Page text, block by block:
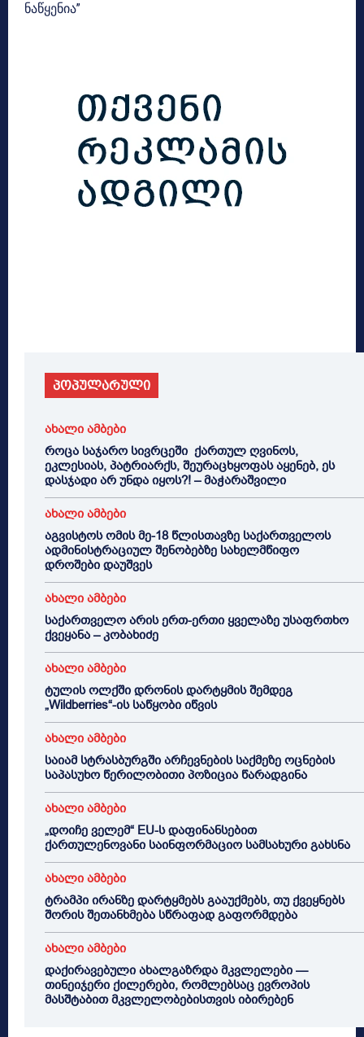
ნაწყენია”
პოპულარული
ახალი ამბები
როცა საჯარო სივრცეში ქართულ ღვინოს,
ეკლესიას, პატრიარქს, შეურაცხყოფას აყენებ, ეს
დასჯადი არ უნდა იყოს?! – მაჭარაშვილი
ახალი ამბები
აგვისტოს ომის მე-18 წლისთავზე საქართველოს
ადმინისტრაციულ შენობებზე სახელმწიფო
დროშები დაუშვეს
ახალი ამბები
საქართველო არის ერთ-ერთი ყველაზე უსაფრთხო
ქვეყანა – კობახიძე
ახალი ამბები
ტულის ოლქში დრონის დარტყმის შემდეგ
„Wildberries“-ის საწყობი იწვის
ახალი ამბები
საიამ სტრასბურგში არჩევნების საქმეზე ოცნების
საპასუხო წერილობითი პოზიცია წარადგინა
ახალი ამბები
„დოიჩე ველემ“ EU-ს დაფინანსებით
ქართულენოვანი საინფორმაციო სამსახური გახსნა
ახალი ამბები
ტრამპი ირანზე დარტყმებს გააუქმებს, თუ ქვეყნებს
შორის შეთანხმება სწრაფად გაფორმდება
ახალი ამბები
დაქირავებული ახალგაზრდა მკვლელები —
თინეიჯერი ქილერები, რომლებსაც ევროპის
მასშტაბით მკვლელობებისთვის იბირებენ